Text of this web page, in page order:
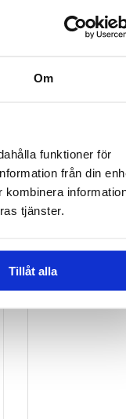
Om
funktioner för
från din
tjänster.
Tillåt alla